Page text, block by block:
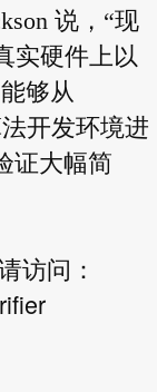
说，“现
实硬件上以
够从
开发环境进
证大幅简
访问：